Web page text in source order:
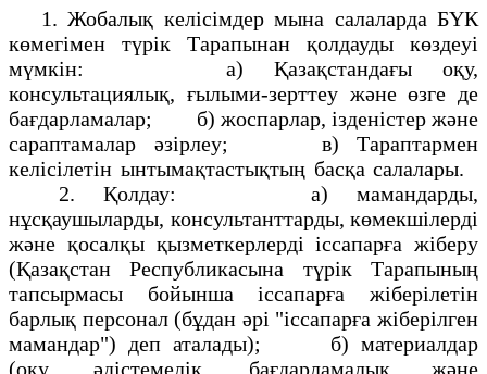
1. Жобалық келісімдер мына салаларда БҮК
көмегімен түрік Тарапынан қолдауды көздеуі
мүмкін: а) Қазақстандағы оқу,
консультациялық, ғылыми-зерттеу және өзге де
бағдарламалар; б) жоспарлар, ізденістер және
сараптамалар әзірлеу; в) Тараптармен
келісілетін ынтымақтастықтың басқа салалары.
2. Қолдау: а) мамандарды,
нұсқаушыларды, консультанттарды, көмекшілерді
және қосалқы қызметкерлерді іссапарға жіберу
(Қазақстан Республикасына түрік Тарапының
тапсырмасы бойынша іссапарға жіберілетін
барлық персонал (бұдан әрі "іссапарға жіберілген
мамандар") деп аталады); б) материалдар
(оқу, әдістемелік, бағдарламалық және